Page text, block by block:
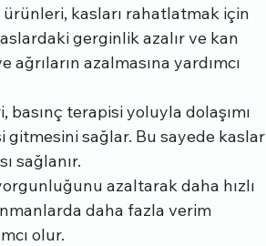
ürünleri, kasları rahatlatmak için
gerginlik azalır ve kan
ağrıların azalmasına yardımcı
basınç terapisi yoluyla dolaşımı
gitmesini sağlar. Bu sayede kaslar
sağlanır.
azaltarak daha hızlı
daha fazla verim
olur.